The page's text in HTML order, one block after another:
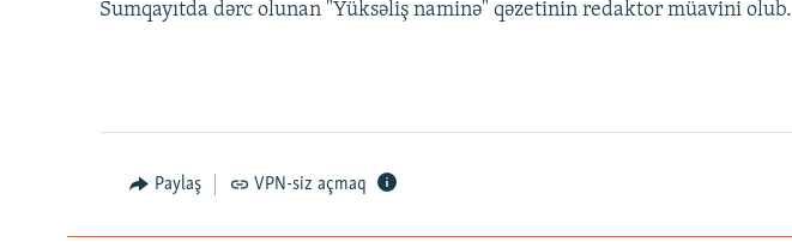
Sumqayıtda dərc olunan "Yüksəliş naminə" qəzetinin redaktor müavini olub.
Paylaş VPN-siz açmaq